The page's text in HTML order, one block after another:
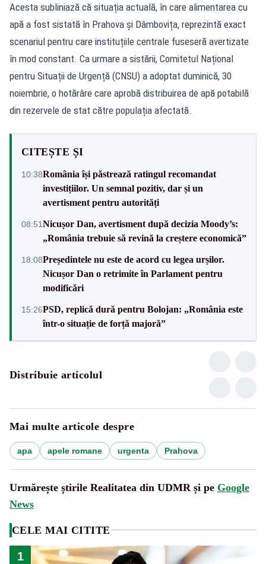
Acesta subliniază că situația actuală, în care alimentarea cu
apă a fost sistată în Prahova și Dâmbovița, reprezintă exact
scenariul pentru care instituțiile centrale fuseseră avertizate
în mod constant. Ca urmare a sistării, Comitetul Național
pentru Situații de Urgență (CNSU) a adoptat duminică, 30
noiembrie, o hotărâre care aprobă distribuirea de apă potabilă
din rezervele de stat către populația afectată.
CITEȘTE ȘI
10:38România își păstrează ratingul recomandat
investițiilor. Un semnal pozitiv, dar și un
avertisment pentru autorități
08:51Nicușor Dan, avertisment după decizia Moody’s:
„România trebuie să revină la creștere economică”
18:08Președintele nu este de acord cu legea urșilor.
Nicușor Dan o retrimite în Parlament pentru
modificări
15:26PSD, replică dură pentru Bolojan: „România este
într-o situație de forță majoră”
Distribuie articolul
Mai multe articole despre
apa apele romane urgenta Prahova
Urmărește știrile Realitatea din UDMR și pe Google
News
CELE MAI CITITE
1